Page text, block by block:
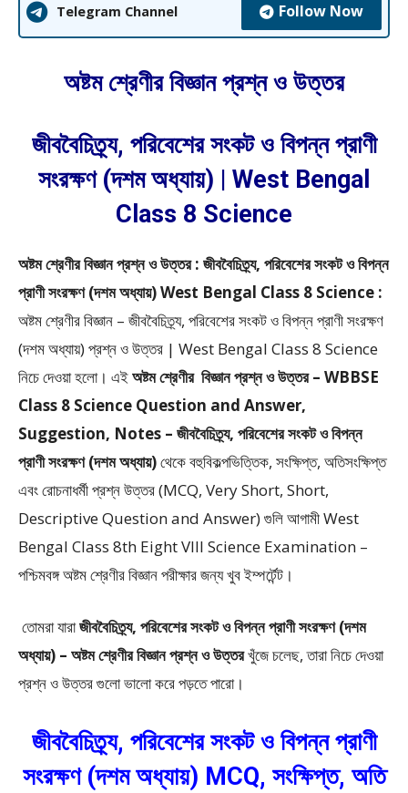
Telegram Channel Follow Now
অষ্টম শ্রেণীর বিজ্ঞান প্রশ্ন ও উত্তর
জীববৈচিত্র্য, পরিবেশের সংকট ও বিপন্ন প্রাণী
সংরক্ষণ (দশম অধ্যায়) | West Bengal
Class 8 Science
অষ্টম শ্রেণীর বিজ্ঞান প্রশ্ন ও উত্তর : জীববৈচিত্র্য, পরিবেশের সংকট ও বিপন্ন
প্রাণী সংরক্ষণ (দশম অধ্যায়) West Bengal Class 8 Science :
অষ্টম শ্রেণীর বিজ্ঞান – জীববৈচিত্র্য, পরিবেশের সংকট ও বিপন্ন প্রাণী সংরক্ষণ
(দশম অধ্যায়) প্রশ্ন ও উত্তর | West Bengal Class 8 Science
নিচে দেওয়া হলো। এইঅষ্টম শ্রেণীর বিজ্ঞান প্রশ্ন ও উত্তর – WBBSE
Class 8 Science Question and Answer,
Suggestion, Notes – জীববৈচিত্র্য, পরিবেশের সংকট ও বিপন্ন
প্রাণী সংরক্ষণ (দশম অধ্যায়)থেকেবহুবিকল্পভিত্তিক, সংক্ষিপ্ত, অতিসংক্ষিপ্ত
এবং রোচনাধর্মী প্রশ্ন উত্তর (MCQ, Very Short, Short,
Descriptive Question and Answer)গুলি আগামী West
Bengal Class 8th Eight VIII Science Examination –
পশ্চিমবঙ্গ অষ্টম শ্রেণীর বিজ্ঞান পরীক্ষার জন্য খুব ইম্পর্টেন্ট।
তোমরা যারাজীববৈচিত্র্য, পরিবেশের সংকট ও বিপন্ন প্রাণী সংরক্ষণ (দশম
অধ্যায়) – অষ্টম শ্রেণীর বিজ্ঞান প্রশ্ন ও উত্তরখুঁজে চলেছ, তারা নিচে দেওয়া
প্রশ্ন ও উত্তর গুলো ভালো করে পড়তে পারো।
জীববৈচিত্র্য, পরিবেশের সংকট ও বিপন্ন প্রাণী
সংরক্ষণ (দশম অধ্যায়) MCQ, সংক্ষিপ্ত, অতি